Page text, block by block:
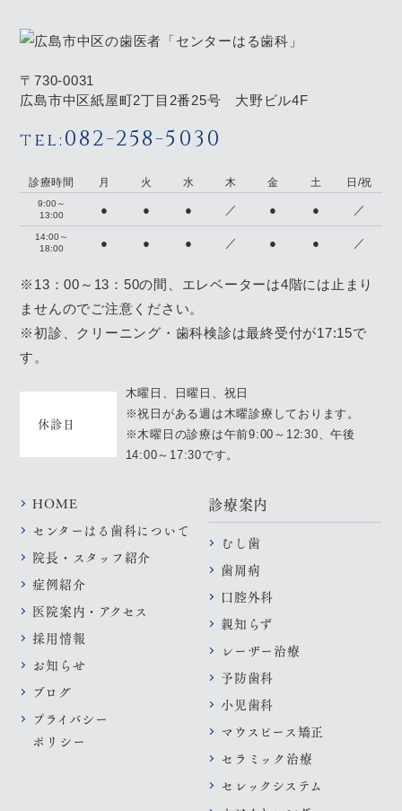
〒730-0031
広島市中区紙屋町2丁目2番25号 大野ビル4F
tel:082-258-5030
診療時間 月 火 水 木 金 土 日/祝
9:00～
13:00
● ● ● ／ ● ● ／
14:00～
18:00
● ● ● ／ ● ● ／
※13：00～13：50の間、エレベーターは4階には止まり
ませんのでご注意ください。
※初診、クリーニング・歯科検診は最終受付が17:15で
す。
休診日
木曜日、日曜日、祝日
※祝日がある週は木曜診療しております。
※木曜日の診療は午前9:00～12:30、午後
14:00～17:30です。
HOME
センターはる歯科について
院長・スタッフ紹介
症例紹介
医院案内・アクセス
採用情報
お知らせ
ブログ
プライバシー
ポリシー
診療案内
むし歯
歯周病
口腔外科
親知らず
レーザー治療
予防歯科
小児歯科
マウスピース矯正
セラミック治療
セレックシステム